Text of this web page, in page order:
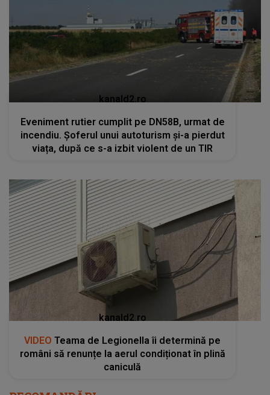
kanald2.ro
Eveniment rutier cumplit pe DN58B, urmat de
incendiu. Șoferul unui autoturism și-a pierdut
viața, după ce s-a izbit violent de un TIR
kanald2.ro
VIDEO Teama de Legionella îi determină pe
români să renunțe la aerul condiționat în plină
caniculă